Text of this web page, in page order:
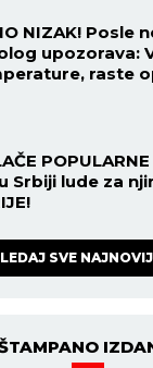
NIZAK! Posle
upozorava:
raste
Srbiji lude za
SVE